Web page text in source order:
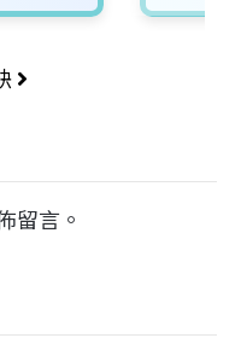
留言。